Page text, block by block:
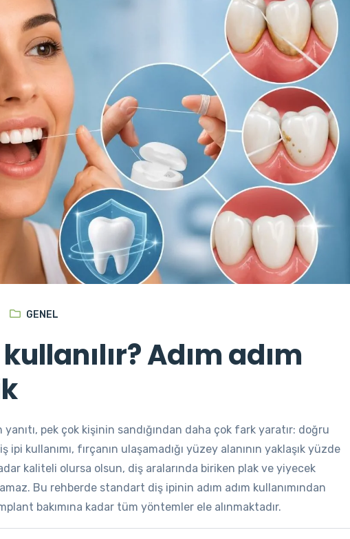
GENEL
Adım adım
yanıtı, pek çok kişinin sandığından daha çok fark yaratır: doğru
ipi kullanımı, fırçanın ulaşamadığı yüzey alanının yaklaşık yüzde
kaliteli olursa olsun, diş aralarında biriken plak ve yiyecek
Bu rehberde standart diş ipinin adım adım kullanımından
bakımına kadar tüm yöntemler ele alınmaktadır.